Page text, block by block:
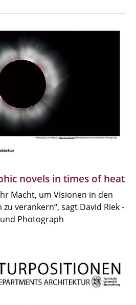
novels in times of heat
Macht, um Visionen in den
verankern“, sagt David Riek -
Photograph